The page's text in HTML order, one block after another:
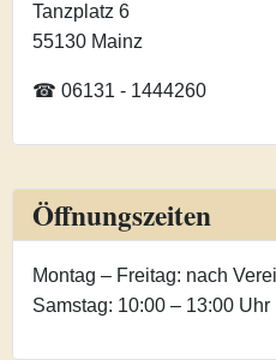
Tanzplatz 6
55130 Mainz
☎ 06131 - 1444260
Öffnungszeiten
Montag – Freitag: nach
Samstag: 10:00 – 13:00 Uhr